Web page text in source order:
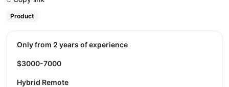
Product
Only from 2 years of experience
$3000-7000
Hybrid Remote